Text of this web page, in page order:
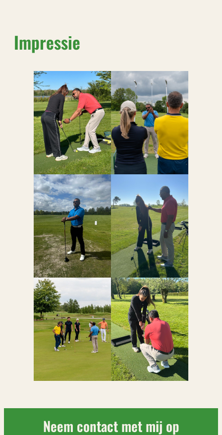
Impressie
Neem contact met mij op